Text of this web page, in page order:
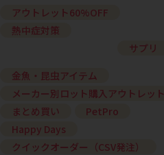
アウトレット60%OFF
熱中症対策
サプリ
金魚・昆虫アイテム
メーカー別ロット購入アウトレット
まとめ買い
PetPro
Happy Days
クイックオーダー（CSV発注）